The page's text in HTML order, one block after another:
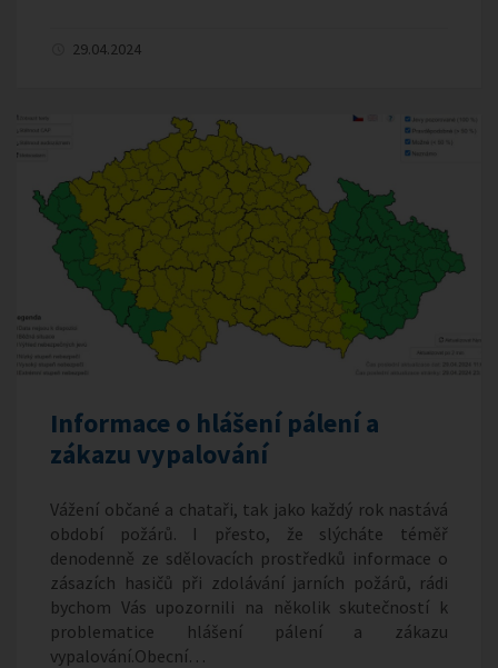
29.04.2024
Informace o hlášení pálení a
zákazu vypalování
Vážení občané a chataři, tak jako každý rok nastává
období požárů. I přesto, že slýcháte téměř
denodenně ze sdělovacích prostředků informace o
zásazích hasičů při zdolávání jarních požárů, rádi
bychom Vás upozornili na několik skutečností k
problematice hlášení pálení a zákazu
vypalování.Obecní…